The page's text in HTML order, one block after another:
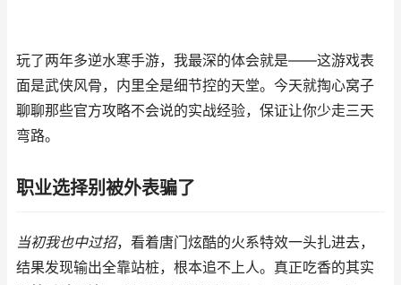
玩了两年多逆水寒手游，我最深的体会就是——这游戏表
面是武侠风骨，内里全是细节控的天堂。今天就掏心窝子
聊聊那些官方攻略不会说的实战经验，保证让你少走三天
弯路。
职业选择别被外表骗了
当初我也中过招，看着唐门炫酷的火系特效一头扎进去，
结果发现输出全靠站桩，根本追不上人。真正吃香的其实